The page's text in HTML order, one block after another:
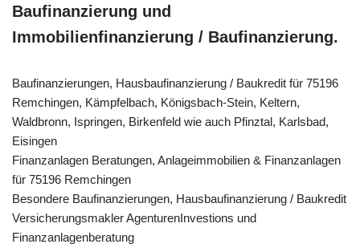
Baufinanzierung und
Immobilienfinanzierung / Baufinanzierung.
Baufinanzierungen, Hausbaufinanzierung / Baukredit für 75196
Remchingen, Kämpfelbach, Königsbach-Stein, Keltern,
Waldbronn, Ispringen, Birkenfeld wie auch Pfinztal, Karlsbad,
Eisingen
Finanzanlagen Beratungen, Anlageimmobilien & Finanzanlagen
für 75196 Remchingen
Besondere Baufinanzierungen, Hausbaufinanzierung / Baukredit
Versicherungsmakler AgenturenInvestions und
Finanzanlagenberatung